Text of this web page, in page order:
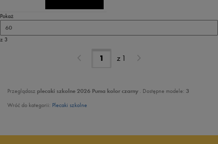
Pokaż
60
z 3
z 1
Przeglądasz plecaki szkolne 2026 Puma kolor czarny . Dostępne modele: 3
Wróć do kategorii: Plecaki szkolne